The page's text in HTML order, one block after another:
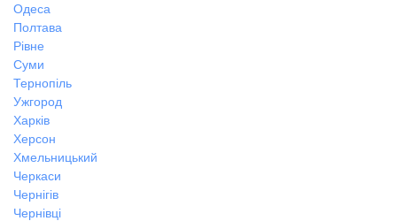
Одеса
Полтава
Рівне
Суми
Тернопіль
Ужгород
Харків
Херсон
Хмельницький
Черкаси
Чернігів
Чернівці